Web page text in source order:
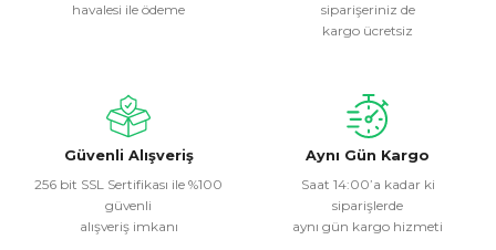
Ürün resmi kalitesiz, bozuk veya görüntülenemiyor.
Ürün fiyatı diğer sitelerden daha pahalı.
Bu ürüne benzer farklı alternatifler olmalı.
havalesi ile ödeme
siparişeriniz de
kargo ücretsiz
Güvenli Alışveriş
256 bit SSL Sertifikası ile %100
güvenli
alışveriş imkanı
Aynı Gün Kargo
Saat 14:00’a kadar ki
siparişlerde
aynı gün kargo hizmeti